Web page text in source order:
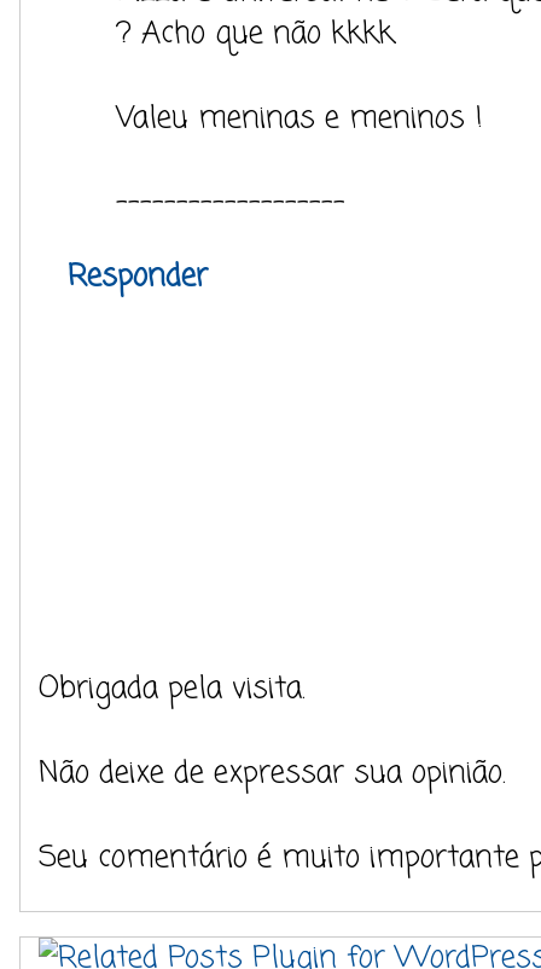
? Acho que não kkkk.
Valeu meninas e meninos !
-------------------
Responder
Obrigada pela visita.
Não deixe de expressar sua opinião.
Seu comentário é muito importante